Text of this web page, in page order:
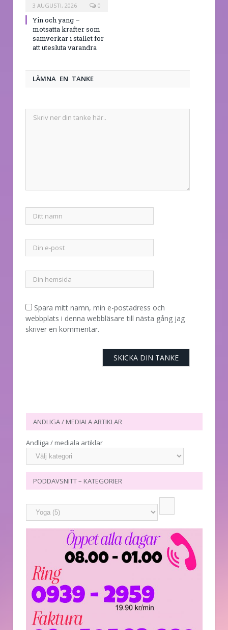
3 AUGUSTI, 2026 0
Yin och yang –
motsatta krafter som
samverkar i stället för
att utesluta varandra
LÄMNA EN TANKE
Spara mitt namn, min e-postadress och
webbplats i denna webbläsare till nästa gång jag
skriver en kommentar.
ANDLIGA / MEDIALA ARTIKLAR
Andliga / mediala artiklar
PODDAVSNITT – KATEGORIER